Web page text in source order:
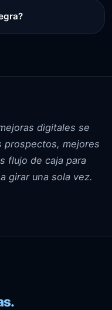
digitales se
prospectos, mejores
flujo de caja para
girar una sola vez.